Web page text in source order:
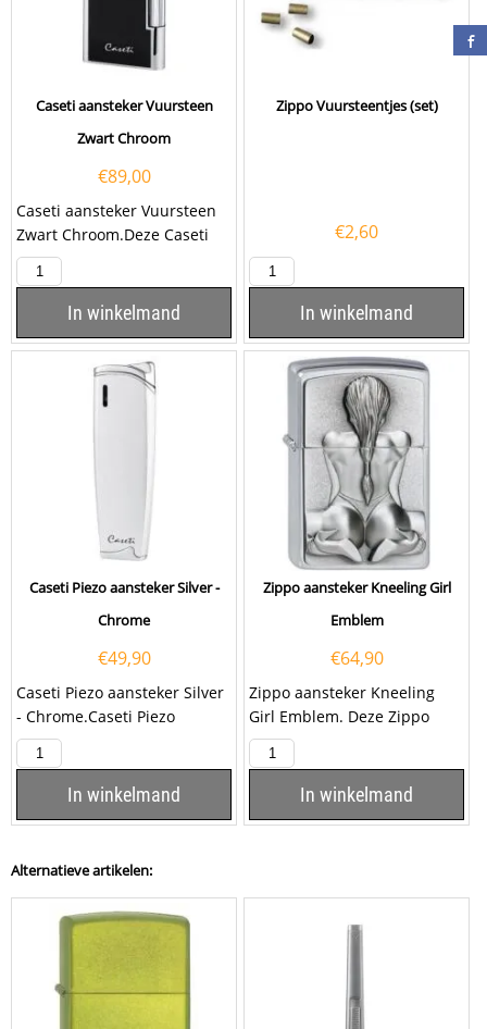
Caseti aansteker Vuursteen
Zwart Chroom
€89,00
Caseti aansteker Vuursteen
Zwart Chroom.Deze Caseti
aansteker heeft een zwarte
afwerking met een...
In winkelmand
Zippo Vuursteentjes (set)
€2,60
In winkelmand
Caseti Piezo aansteker Silver -
Chrome
€49,90
Caseti Piezo aansteker Silver
- Chrome.Caseti Piezo
aansteker Silver - Chrome is
silver - chrome...
In winkelmand
Zippo aansteker Kneeling Girl
Emblem
€64,90
Zippo aansteker Kneeling
Girl Emblem. Deze Zippo
aansteker heeft een
geborsteld chromen...
In winkelmand
Alternatieve artikelen: